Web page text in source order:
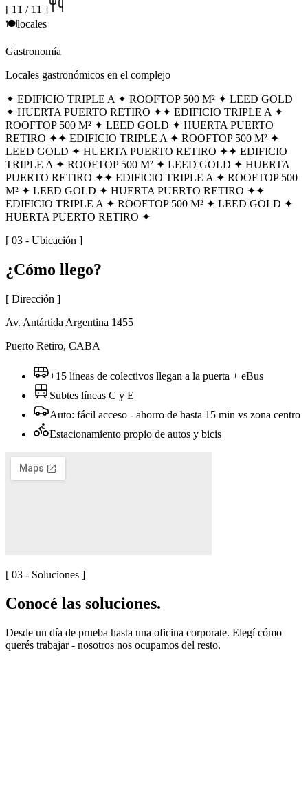
[ 11 / 11 ]
🍽️locales
Gastronomía
Locales gastronómicos en el complejo
✦ EDIFICIO TRIPLE A ✦ ROOFTOP 500 M² ✦ LEED GOLD
✦ HUERTA PUERTO RETIRO ✦✦ EDIFICIO TRIPLE A ✦
ROOFTOP 500 M² ✦ LEED GOLD ✦ HUERTA PUERTO
RETIRO ✦✦ EDIFICIO TRIPLE A ✦ ROOFTOP 500 M² ✦
LEED GOLD ✦ HUERTA PUERTO RETIRO ✦✦ EDIFICIO
TRIPLE A ✦ ROOFTOP 500 M² ✦ LEED GOLD ✦ HUERTA
PUERTO RETIRO ✦✦ EDIFICIO TRIPLE A ✦ ROOFTOP 500
M² ✦ LEED GOLD ✦ HUERTA PUERTO RETIRO ✦✦
EDIFICIO TRIPLE A ✦ ROOFTOP 500 M² ✦ LEED GOLD ✦
HUERTA PUERTO RETIRO ✦
[ 03 - Ubicación ]
¿Cómo llego?
[ Dirección ]
Av. Antártida Argentina 1455
Puerto Retiro, CABA
+15 líneas de colectivos llegan a la puerta + eBus
Subtes líneas C y E
Auto: fácil acceso - ahorro de hasta 15 min vs zona centro
Estacionamiento propio de autos y bicis
[ 03 - Soluciones ]
Conocé las soluciones.
Desde un día de prueba hasta una oficina corporate. Elegí cómo
querés trabajar - nosotros nos ocupamos del resto.